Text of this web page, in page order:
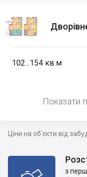
102...154 кв.м
Показати
Ціни на об'єкти від
з